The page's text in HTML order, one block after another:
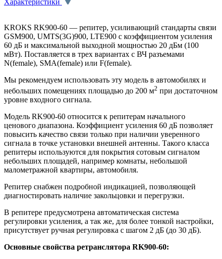
Характеристики
KROKS RK900-60 — репитер, усиливающий стандарты связи
GSM900, UMTS(3G)900, LTE900 с коэффициентом усиления
60 дБ и максимальной выходной мощностью 20 дБм (100
мВт). Поставляется в трех вариантах с ВЧ разъемами
N(female), SMA(female) или F(female).
Мы рекомендуем использовать эту модель в автомобилях и
небольших помещениях площадью до 200 м2 при достаточном
уровне входного сигнала.
Модель RK900-60 относится к репитерам начального
ценового диапазона. Коэффициент усиления 60 дБ позволяет
повысить качество связи только при наличии уверенного
сигнала в точке установки внешней антенны. Такого класса
репитеры используются для покрытия сотовым сигналом
небольших площадей, например комнаты, небольшой
малометражной квартиры, автомобиля.
Репитер снабжен подробной индикацией, позволяющей
диагностировать наличие закольцовки и перегрузки.
В репитере предусмотрена автоматическая система
регулировки усиления, а так же, для более тонкой настройки,
присутствует ручная регулировка с шагом 2 дБ (до 30 дБ).
Основные свойства ретранслятора RK900-60: